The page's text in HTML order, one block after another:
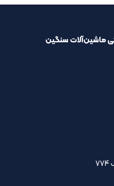
ماشین‌آلات سنگین